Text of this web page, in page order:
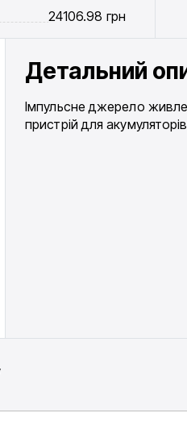
24106.98 грн
Детальний
Імпульсне джерело
пристрій для акумуляторів